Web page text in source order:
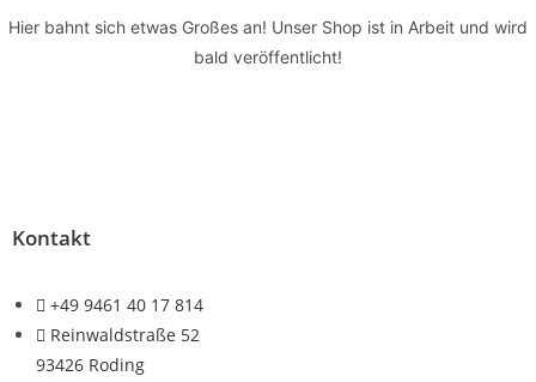
Hier bahnt sich etwas Großes an! Unser Shop ist in Arbeit und wird
bald veröffentlicht!
Kontakt
+49 9461 40 17 814
Reinwaldstraße 52
93426 Roding